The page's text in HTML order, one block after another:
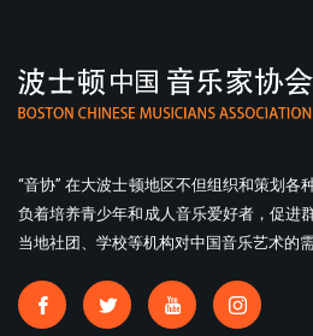
“音协” 在大波士顿地区不但组织和策划各
负着培养青少年和成人音乐爱好者，促进
当地社团、学校等机构对中国音乐艺术的需